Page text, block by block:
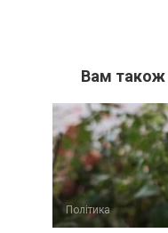
Вам
Політика